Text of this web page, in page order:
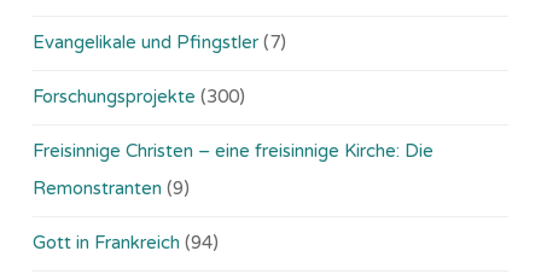
Evangelikale und Pfingstler (7)
Forschungsprojekte (300)
Freisinnige Christen – eine freisinnige Kirche: Die
Remonstranten (9)
Gott in Frankreich (94)